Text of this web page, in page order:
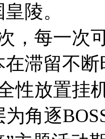
陵。
，每一次
滞留不
性放置挂
角逐